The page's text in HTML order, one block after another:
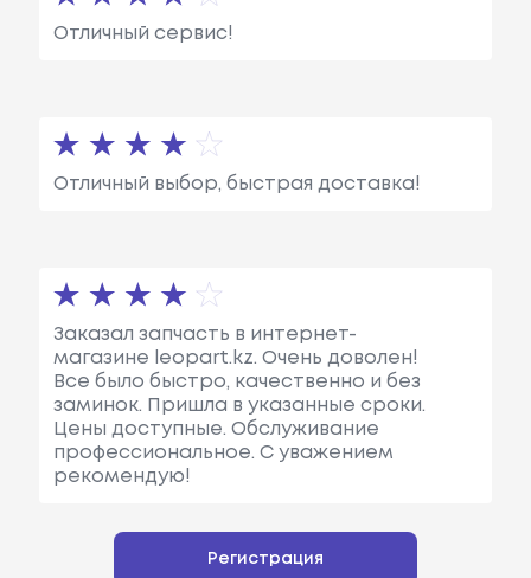
Отличный сервис!
Отличный выбор, быстрая доставка!
Заказал запчасть в интернет-
магазине leopart.kz. Очень доволен!
Все было быстро, качественно и без
заминок. Пришла в указанные сроки.
Цены доступные. Обслуживание
профессиональное. С уважением
рекомендую!
Регистрация